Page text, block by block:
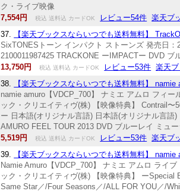
ク・ライブ映像
7,554円
税込 送料込 カードOK レビュー54件 楽天ブ
37.
【楽天ブックスならいつでも送料無料】
SixTONESトーン インパクト ストーンズ 発売日
2100011987425 TRACKONE ーIMPACTー DVD
13,750円
税込 送料込 カードOK レビュー53件 楽天
38.
【楽天ブックスならいつでも送料無料】
namie amuro【VDCP_700】 ナミエ アムロ フィ
ック・クリエイティヴ(株) 【映像特典】 Contrail
ー 日本語(オリジナル言語) 日本語(オリジナル言
AMURO FEEL TOUR 2013 DVD ブルーレイ ミュ
5,519円
税込 送料込 カードOK レビュー53件 楽天ブ
39.
【楽天ブックスならいつでも送料無料】
Namie Amuro【VDCP_700】 ナミエ アムロ ライ
ック・クリエイティヴ(株) 【映像特典】 ー
Same Star／/Four Seasons／/ALL FOR YOU／/